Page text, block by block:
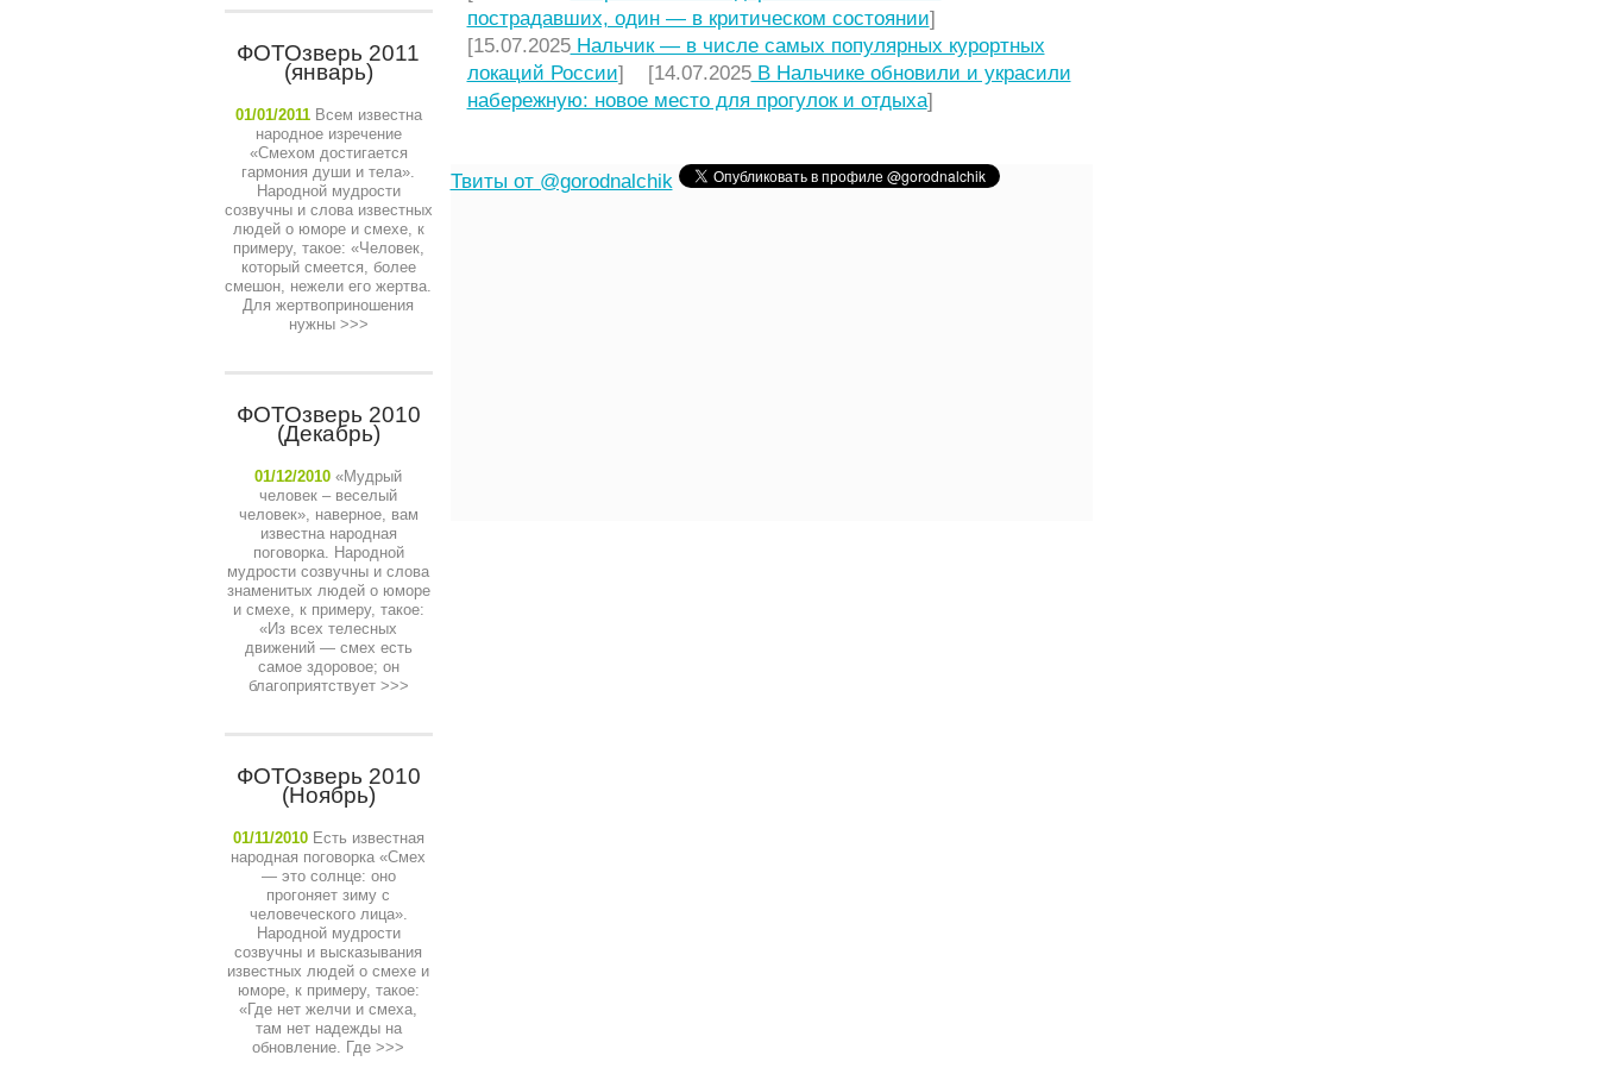
ФОТОзверь 2011
(январь)
01/01/2011 Всем известна
народное изречение
«Смехом достигается
гармония души и тела».
Народной мудрости
созвучны и слова известных
людей о юморе и смехе, к
примеру, такое: «Человек,
который смеется, более
смешон, нежели его жертва.
Для жертвоприношения
нужны>>>
ФОТОзверь 2010
(Декабрь)
01/12/2010 «Мудрый
человек – веселый
человек», наверное, вам
известна народная
поговорка. Народной
мудрости созвучны и слова
знаменитых людей о юморе
и смехе, к примеру, такое:
«Из всех телесных
движений — смех есть
самое здоровое; он
благоприятствует>>>
ФОТОзверь 2010
(Ноябрь)
01/11/2010 Есть известная
народная поговорка «Смех
— это солнце: оно
прогоняет зиму с
человеческого лица».
Народной мудрости
созвучны и высказывания
известных людей о смехе и
юморе, к примеру, такое:
«Где нет желчи и смеха,
там нет надежды на
обновление. Где >>>
пострадавших, один — в критическом состоянии]
[15.07.2025Нальчик — в числе самых популярных курортных
локаций России] [14.07.2025В Нальчике обновили и украсили
набережную: новое место для прогулок и отдыха]
Твиты от @gorodnalchik